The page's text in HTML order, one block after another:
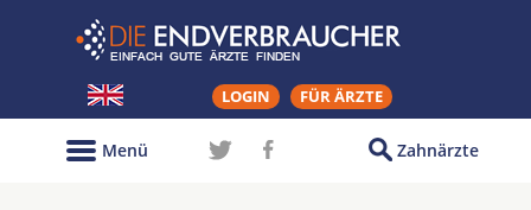
LOGIN FÜR ÄRZTE
Zahnärzte
Menü